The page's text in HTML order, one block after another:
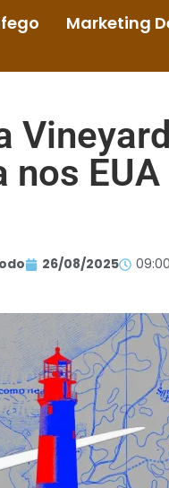
Marketing
EUA
26/08/2025 09:00